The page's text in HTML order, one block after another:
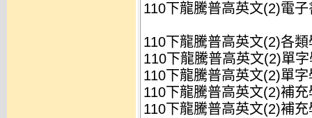
110下龍騰普高英文(2)電
110下龍騰普高英文(2)各
110下龍騰普高英文(2)單
110下龍騰普高英文(2)單
110下龍騰普高英文(2)補
110下龍騰普高英文(2)補